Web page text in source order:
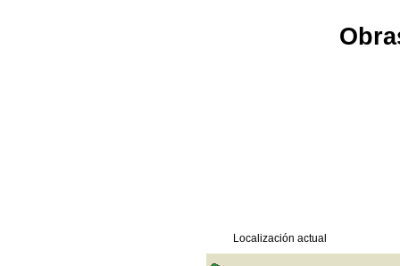
Localización actual